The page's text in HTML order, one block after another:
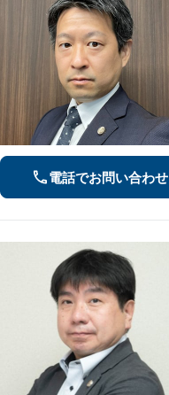
電話でお問い合わせ